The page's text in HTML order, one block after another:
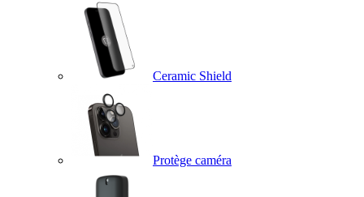
Ceramic Shield
Protège caméra